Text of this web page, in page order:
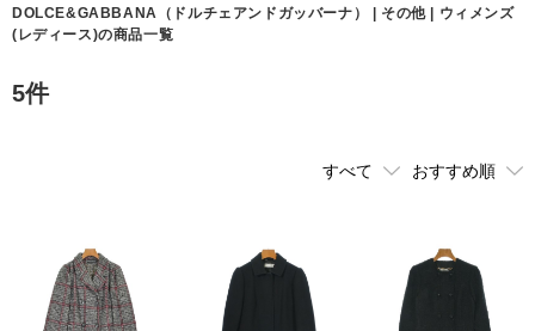
DOLCE&GABBANA （ドルチェアンドガッバーナ）
| その他 | ウィメンズ
(レディース)の商品一覧
5件